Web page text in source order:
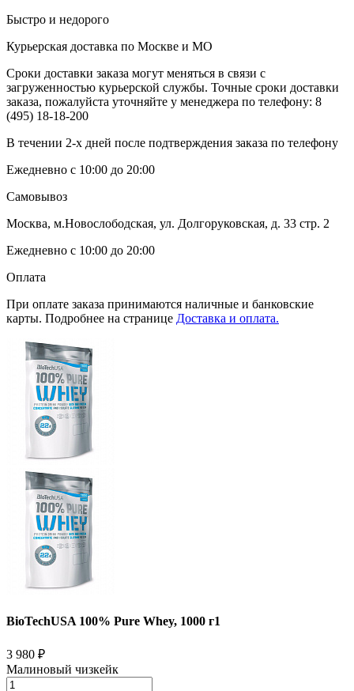
Быстро и недорого
Курьерская доставка по Москве и МО
Сроки доставки заказа могут меняться в связи с
загруженностью курьерской службы. Точные сроки доставки
заказа, пожалуйста уточняйте у менеджера по телефону: 8
(495) 18-18-200
В течении 2-х дней после подтверждения заказа по телефону
Ежедневно с 10:00 до 20:00
Самовывоз
Москва, м.Новослободская, ул. Долгоруковская, д. 33 стр. 2
Ежедневно с 10:00 до 20:00
Оплата
При оплате заказа принимаются наличные и банковские
карты. Подробнее на странице Доставка и оплата.
BioTechUSA 100% Pure Whey, 1000 г1
3 980 ₽
Малиновый чизкейк